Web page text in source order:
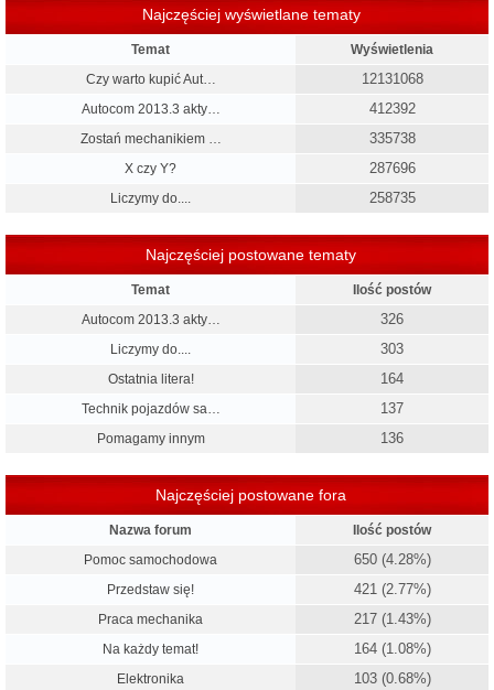
Najczęściej wyświetlane tematy
Temat
Wyświetlenia
Czy warto kupić Aut…
12131068
Autocom 2013.3 akty… 412392
Zostań mechanikiem … 335738
X czy Y? 287696
Liczymy do.... 258735
Najczęściej postowane tematy
Temat
Ilość postów
Autocom 2013.3 akty…
326
Liczymy do.... 303
Ostatnia litera! 164
Technik pojazdów sa… 137
Pomagamy innym 136
Najczęściej postowane fora
Nazwa forum
Ilość postów
Pomoc samochodowa
650 (4.28%)
Przedstaw się! 421 (2.77%)
Praca mechanika 217 (1.43%)
Na każdy temat! 164 (1.08%)
Elektronika 103 (0.68%)